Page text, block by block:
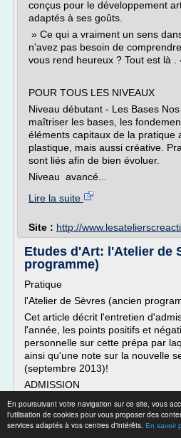
En poursuivant votre navigation sur ce site, vous
l'utilisation de cookies pour vous proposer des
services adaptés à vos centres d'intérêts. En savoir
conçus pour le développement
adaptés à ses goûts.
» Ce qui a vraiment un sens
n'avez pas besoin de
vous rend heureux ? Tout est là
POUR TOUS LES NIVEAUX
Niveau débutant - Les Bases
maîtriser les bases, les
éléments capitaux de la pratique
plastique, mais aussi créative.
sont liés afin de bien évoluer.
Niveau avancé...
Lire la suite
Site : http://
Etudes d'Art: l'Atelier de
programme)
Pratique
l'Atelier de Sèvres (ancien
Cet article décrit l'entretien
l'année, les points positifs et
personnelle sur cette prépa par
ainsi qu'une note sur la nouvelle
(septembre 2013)!
ADMISSION
Pour entrer à l'Atelier de
la motivation et de...